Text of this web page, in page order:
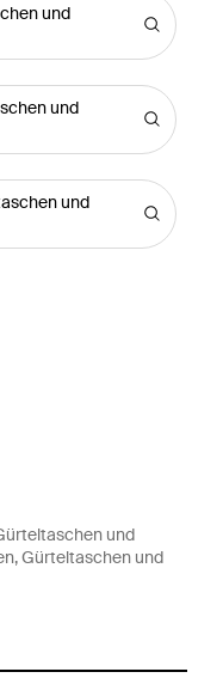
und
und
und
und
Gürteltaschen und